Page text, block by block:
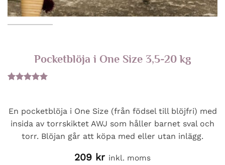
Pocketblöja i One Size 3,5-20 kg
kundrecensioner
En pocketblöja i One Size (från födsel till blöjfri) med
insida av torrskiktet AWJ som håller barnet sval och
torr. Blöjan går att köpa med eller utan inlägg.
209 kr inkl. moms